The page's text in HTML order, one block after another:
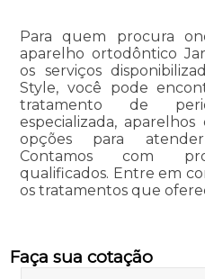
Para quem procura
aparelho ortodôntico
os serviços
Style, você pode
tratamento de
especializada,
opções para atender
Contamos com
qualificados. Entre em
os tratamentos que
Faça sua cotação